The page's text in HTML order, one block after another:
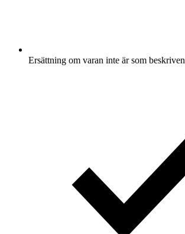
Ersättning om varan inte är som beskriven